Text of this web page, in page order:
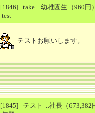
[1846] take ..幼稚園生（960
test
テストお願いします。
[1845] テスト ..社長（